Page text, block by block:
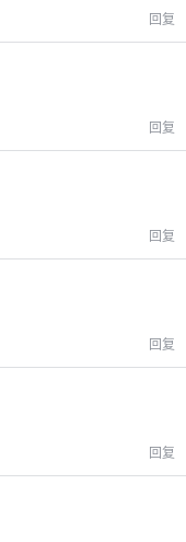
回复
回复
回复
回复
回复